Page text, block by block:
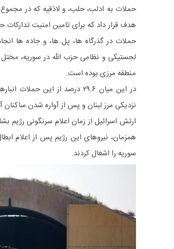
حملات در گذرگاه ها، پل ها، و جاده ها
لجستیکی و نظامی حزب الله در سوریه،
منطقه مرزی بوده است.
در این میان ۲۹.۶ درصد از این
نزدیکی مرز لبنان و پس از آواره شدن ساکنان آن در سال ۲۰۱۳ ایجاد کرده
سوریه را اشغال کردند.